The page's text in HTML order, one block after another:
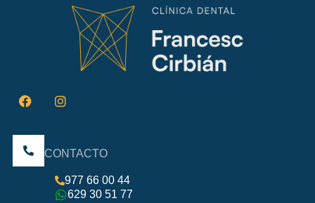
CONTACTO
977 66 00 44
629 30 51 77